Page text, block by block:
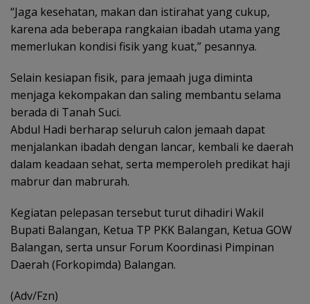
“Jaga kesehatan, makan dan istirahat yang cukup,
karena ada beberapa rangkaian ibadah utama yang
memerlukan kondisi fisik yang kuat,” pesannya.
Selain kesiapan fisik, para jemaah juga diminta
menjaga kekompakan dan saling membantu selama
berada di Tanah Suci.
Abdul Hadi berharap seluruh calon jemaah dapat
menjalankan ibadah dengan lancar, kembali ke daerah
dalam keadaan sehat, serta memperoleh predikat haji
mabrur dan mabrurah.
Kegiatan pelepasan tersebut turut dihadiri Wakil
Bupati Balangan, Ketua TP PKK Balangan, Ketua GOW
Balangan, serta unsur Forum Koordinasi Pimpinan
Daerah (Forkopimda) Balangan.
(Adv/Fzn)